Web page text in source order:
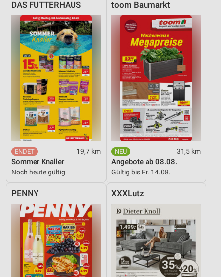
DAS FUTTERHAUS
19,7 km
Sommer Knaller
Noch heute gültig
toom Baumarkt
31,5 km
Angebote ab 08.08.
Gültig bis Fr. 14.08.
PENNY XXXLutz